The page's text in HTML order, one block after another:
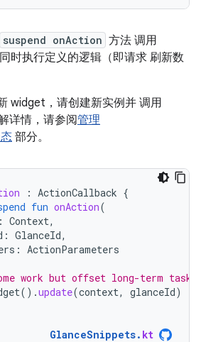
suspend onAction 方法 调用
同时执行定义的逻辑（即请求 刷新数
widget，请创建新实例并 调用
详情，请参阅管理
部分。
: ActionCallback {
fun onAction(
: Context,
: GlanceId,
: ActionParameters
work but offset long-term
().update(context, glanceId)
GlanceSnippets. kt